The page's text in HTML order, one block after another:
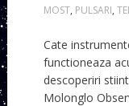
MOST, PULSARI,
Cate
functioneaza
descoperiri
Molonglo